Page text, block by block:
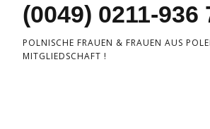
(0049) 0211-936
POLNISCHE FRAUEN & FRAUEN AUS
MITGLIEDSCHAFT !